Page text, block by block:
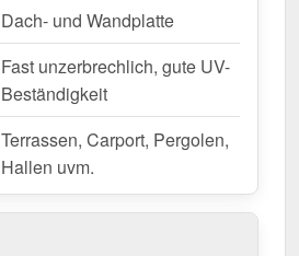
Dach- und Wandplatte
Fast unzerbrechlich, gute UV-
Beständigkeit
Terrassen, Carport, Pergolen,
Hallen uvm.